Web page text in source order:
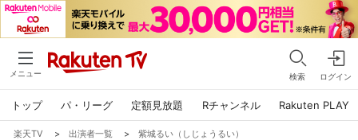
メニュー 検索 ログイン
トップ パ・リーグ 定額見放題 Rチャンネル Rakuten PLAY
楽天TV > 出演者一覧 > 紫城るい（しじょうるい）